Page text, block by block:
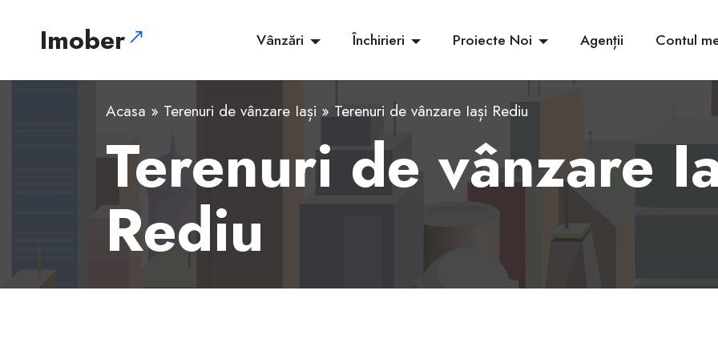
Imober Vânzări Închirieri Proiecte Noi Agenții Contul
Acasa » Terenuri de vânzare Iași » Terenuri de vânzare Iași Rediu
Terenuri de vânzare
Rediu